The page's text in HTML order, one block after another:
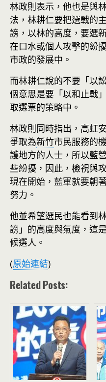
林政則表示，他也是與
法，林耕仁要把選戰的
謗，以林的高度，要選
在口水或個人攻擊的紛
市政的發展中。
而林耕仁說的不要「以
個意思是要「以和止戰
取選票的策略中。
林政則同時指出，高虹
爭取為新竹市民服務的
護地方的人士，所以藍
些紛擾，因此，檢視與
現在開始，藍軍就要朝
努力。
他並希望選民也能看到
謗」的高度與氣度，這
候選人。
(原始連結)
Related Posts: